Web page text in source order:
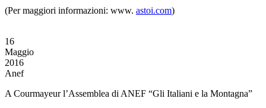
(Per maggiori informazioni: www. astoi.com)
16
Maggio
2016
Anef
A Courmayeur l’Assemblea di ANEF “Gli Italiani e la Montagna”